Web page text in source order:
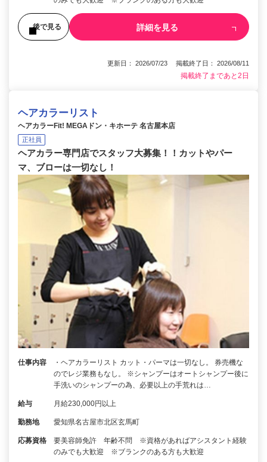
後で見る 詳細を見る
更新日： 2026/07/23 掲載終了日： 2026/08/11
掲載終了まであと2日
ヘアカラーリスト
ヘアカラーFit! MEGAドン・キホーテ 名古屋本店
正社員
ヘアカラー専門店でスタッフ大募集！！カットやパー
マ、ブローは一切なし！
仕事内容
・ヘアカラーリスト カット・パーマは一切なし。 券売機な
のでレジ業務もなし。 ※シャンプーはオートシャンプー後に
手洗いのシャンプーの為、必要以上の手荒れは…
給与 月給230,000円以上
勤務地 愛知県名古屋市北区玄馬町
応募資格
要美容師免許 年齢不問 ※資格があればアシスタント経験
のみでも大歓迎 ※ブランクのある方も大歓迎